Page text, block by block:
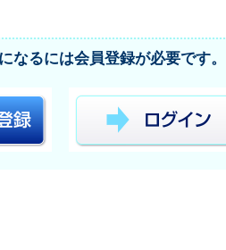
なるには会員登録が必要です。